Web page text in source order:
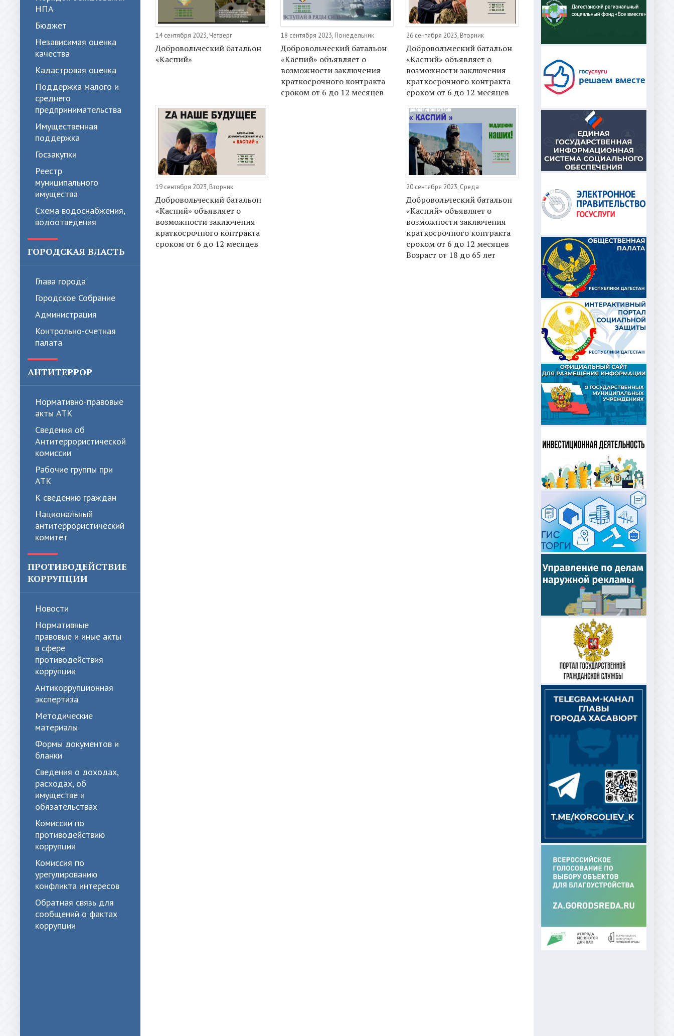
НПА
Бюджет
Независимая оценка
качества
Кадастровая оценка
Поддержка малого и
среднего
предпринимательства
Имущественная
поддержка
Госзакупки
Реестр
муниципального
имущества
Схема водоснабжения,
водоотведения
ГОРОДСКАЯ ВЛАСТЬ
Глава города
Городское Собрание
Администрация
Контрольно-счетная
палата
АНТИТЕРРОР
Нормативно-правовые
акты АТК
Сведения об
Антитеррористической
комиссии
Рабочие группы при
АТК
К сведению граждан
Национальный
антитеррористический
комитет
ПРОТИВОДЕЙСТВИЕ
КОРРУПЦИИ
Новости
Нормативные
правовые и иные акты
в сфере
противодействия
коррупции
Антикоррупционная
экспертиза
Методические
материалы
Формы документов и
бланки
Сведения о доходах,
расходах, об
имуществе и
обязательствах
Комиссии по
противодействию
коррупции
Комиссия по
урегулированию
конфликта интересов
Обратная связь для
сообщений о фактах
коррупции
14 сентября 2023, Четверг
Добровольческий батальон
«Каспий»
18 сентября 2023, Понедельник
Добровольческий батальон
«Каспий» объявляет о
возможности заключения
краткосрочного контракта
сроком от 6 до 12 месяцев
26 сентября 2023, Вторник
Добровольческий батальон
«Каспий» объявляет о
возможности заключения
краткосрочного контракта
сроком от 6 до 12 месяцев
19 сентября 2023, Вторник
Добровольческий батальон
«Каспий» объявляет о
возможности заключения
краткосрочного контракта
сроком от 6 до 12 месяцев
20 сентября 2023, Среда
Добровольческий батальон
«Каспий» объявляет о
возможности заключения
краткосрочного контракта
сроком от 6 до 12 месяцев
Возраст от 18 до 65 лет